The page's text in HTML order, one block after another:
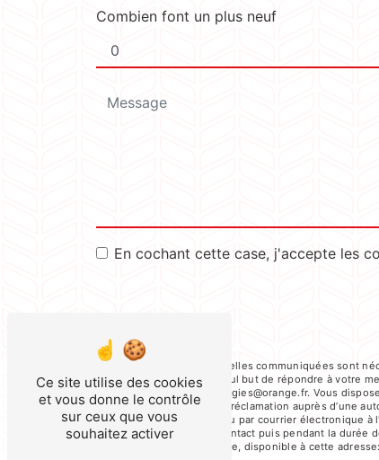
Combien font un plus neuf
En cochant cette case, j'accepte les
** Les données personnelles communiquées sont
sous-traitants dans le seul but de répondre à votre
societe-meusienne-energies@orange.fr. Vous
du droit d’introduire une réclamation auprès d’une
Cailloux, 55700 Stenay ou par courrier électronique
la période de prise de contact puis pendant la durée
démarchage téléphonique, disponible à cette adresse:
Ce site utilise des cookies
et vous donne le contrôle
sur ceux que vous
souhaitez activer